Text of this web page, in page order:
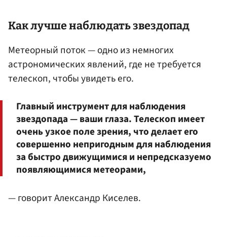
Как лучше наблюдать звездопад
Метеорный поток — одно из немногих
астрономических явлений, где не требуется
телескоп, чтобы увидеть его.
Главный инструмент для наблюдения
звездопада — ваши глаза. Телескоп имеет
очень узкое поле зрения, что делает его
совершенно непригодным для наблюдения
за быстро движущимися и непредсказуемо
появляющимися метеорами,
— говорит Александр Киселев.